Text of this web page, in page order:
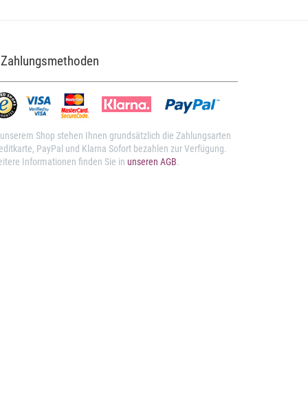
Zahlungsmethoden
Shop stehen Ihnen grundsätzlich die Zahlungsarten
PayPal und Klarna Sofort bezahlen zur Verfügung.
Informationen finden Sie in unseren AGB.